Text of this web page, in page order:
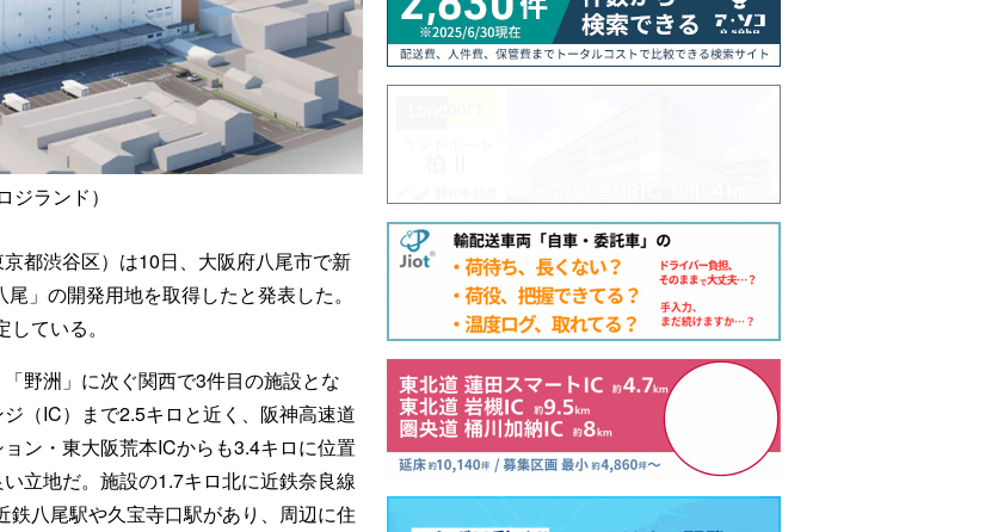
ジランド）
都渋谷区）は10日、大阪府八尾市で新
」の開発用地を取得したと発表した。
ている。
野洲」に次ぐ関西で3件目の施設とな
（IC）まで2.5キロと近く、阪神高速道
ン・東大阪荒本ICからも3.4キロに位置
立地だ。施設の1.7キロ北に近鉄奈良線
八尾駅や久宝寺口駅があり、周辺に住